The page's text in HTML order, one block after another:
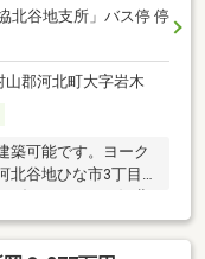
北谷地支所」バス停 停
山郡河北町大字岩木
築可能です。ヨーク
北谷地ひな市3丁目店